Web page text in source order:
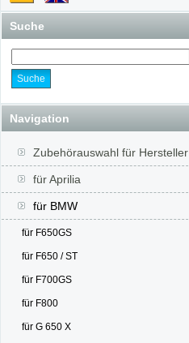
Suche
Navigation
Zubehörauswahl für Hersteller
für Aprilia
für BMW
für F650GS
für F650 / ST
für F700GS
für F800
für G 650 X